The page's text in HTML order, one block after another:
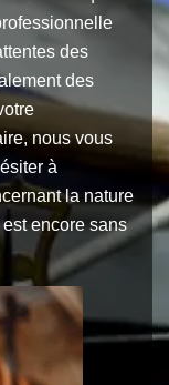
des
des
nous vous
à
la nature
encore sans